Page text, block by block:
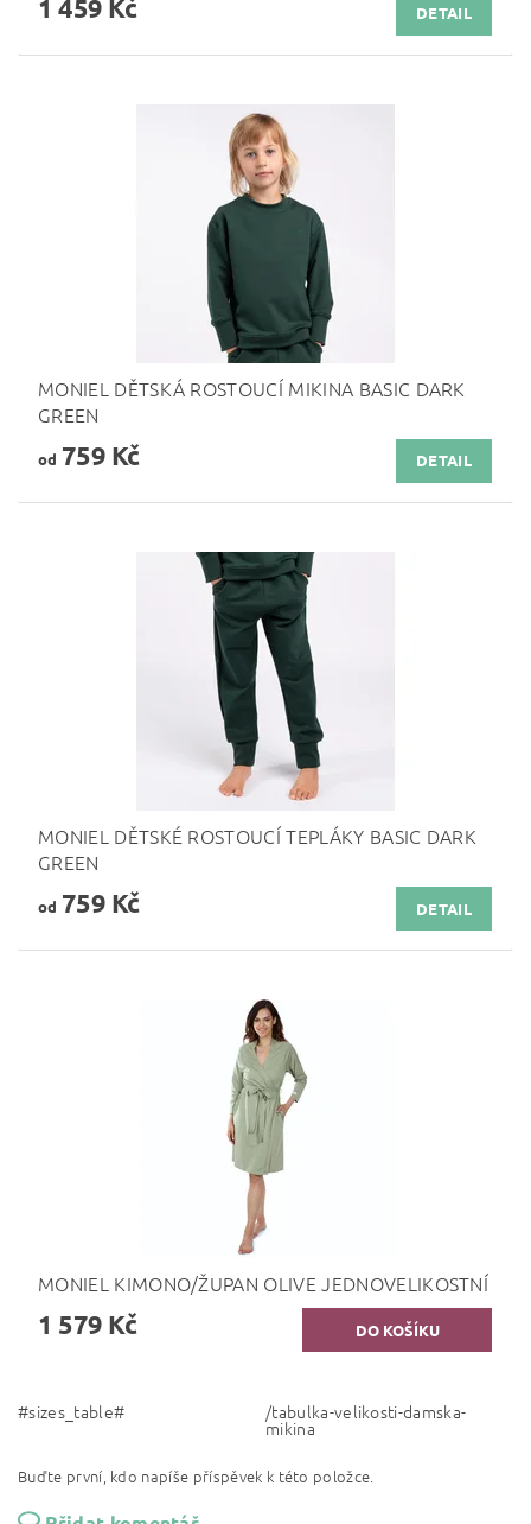
1 459 Kč DETAIL
MONIEL DĚTSKÁ ROSTOUCÍ MIKINA BASIC DARK
GREEN
od 759 Kč DETAIL
MONIEL DĚTSKÉ ROSTOUCÍ TEPLÁKY BASIC DARK
GREEN
od 759 Kč DETAIL
MONIEL KIMONO/ŽUPAN OLIVE JEDNOVELIKOSTNÍ
1 579 Kč
#sizes_table# /tabulka-velikosti-damska-
mikina
Buďte první, kdo napíše příspěvek k této položce.